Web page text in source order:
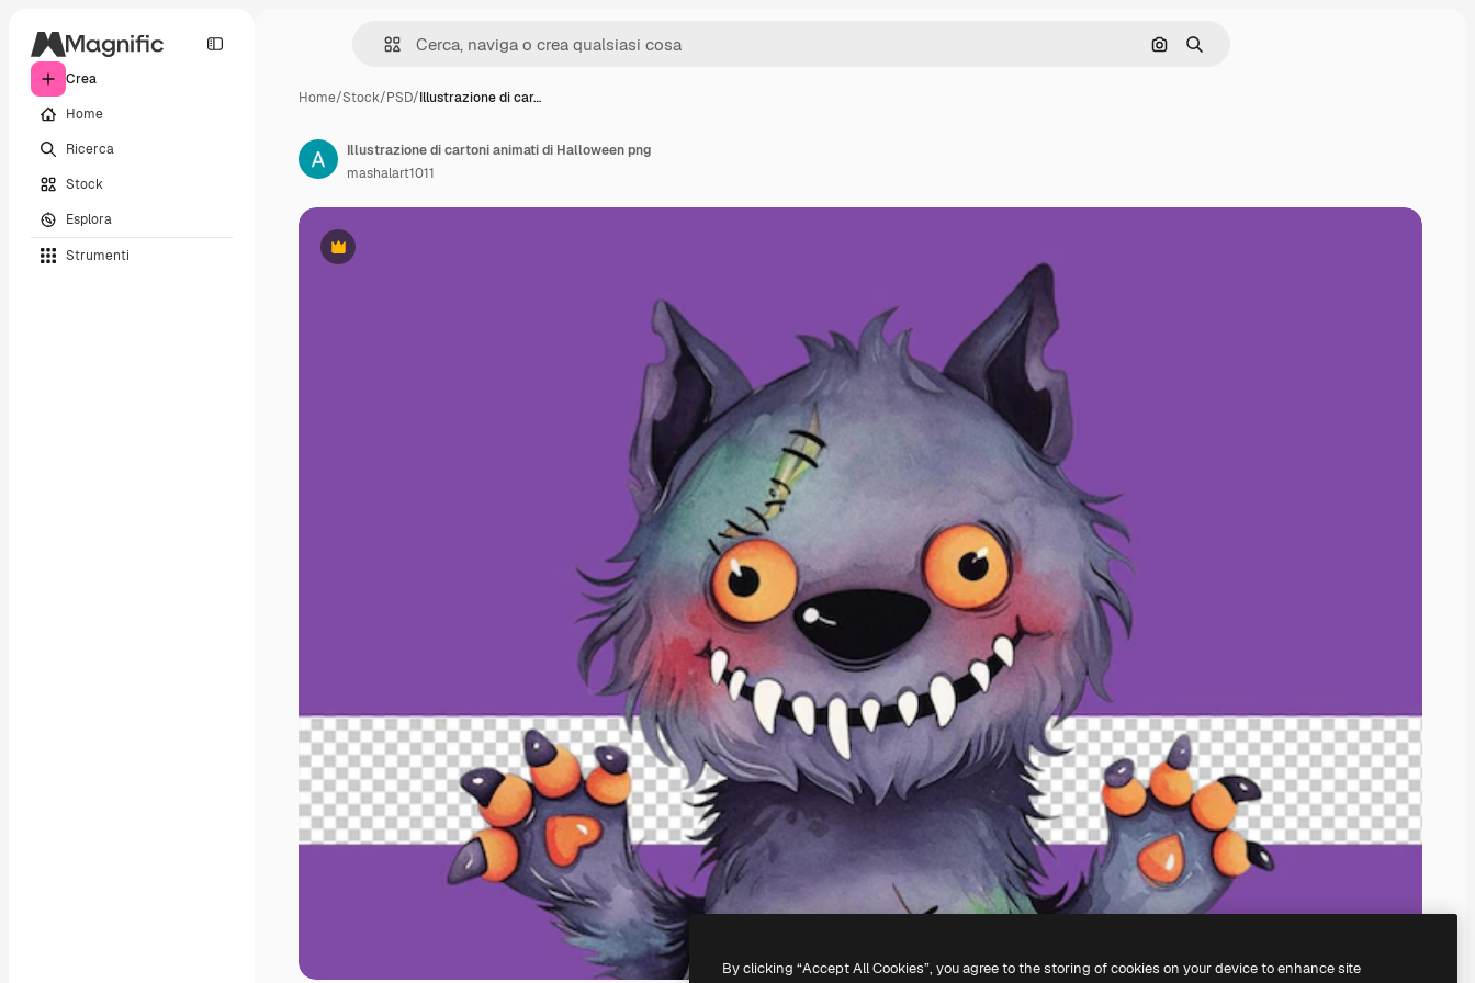
Crea
Home
Ricerca
Stock
Esplora
Strumenti
Cerca per immagine
Ricerca
Home/Stock/PSD/Illustrazione di car…
Premium
Illustrazione di cartoni animati di Halloween png
mashalart1011
By clicking “Accept All Cookies”, you agree to the storing of cookies on your device to enhance site